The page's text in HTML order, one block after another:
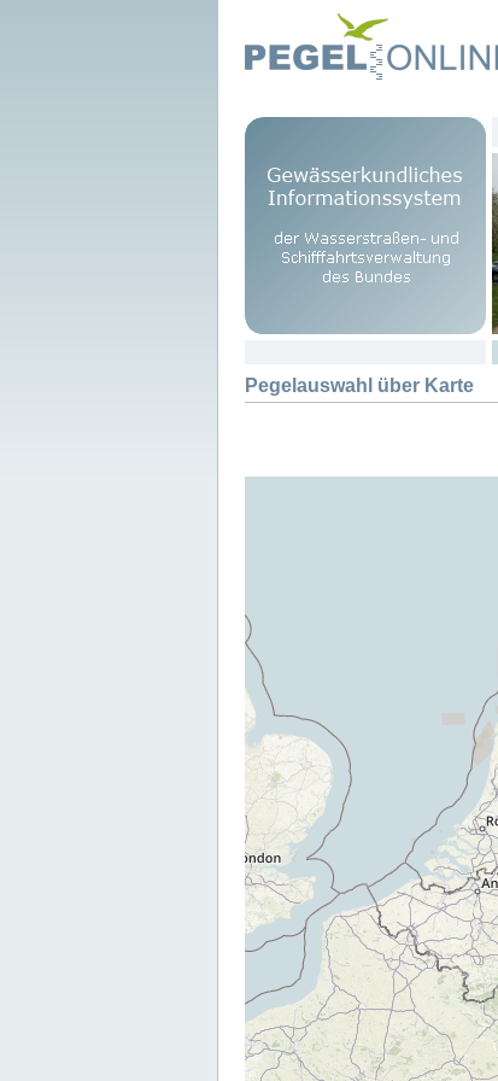
Pegelauswahl über Karte